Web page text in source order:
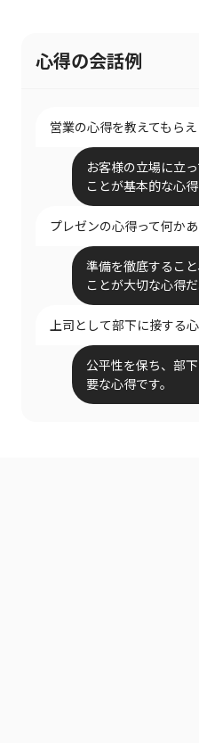
心得の会話例
営業の心得を教えてもら
お客様の立場に立
ことが基本的な心得
プレゼンの心得って何か
準備を徹底するこ
ことが大切な心得だ
上司として部下に接する
公平性を保ち、部
要な心得です。